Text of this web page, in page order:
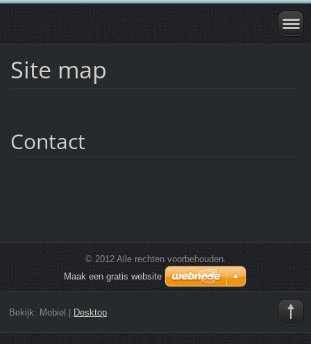
Site map
Contact
© 2012 Alle rechten voorbehouden.
Maak een gratis website
Bekijk: Mobiel Desktop